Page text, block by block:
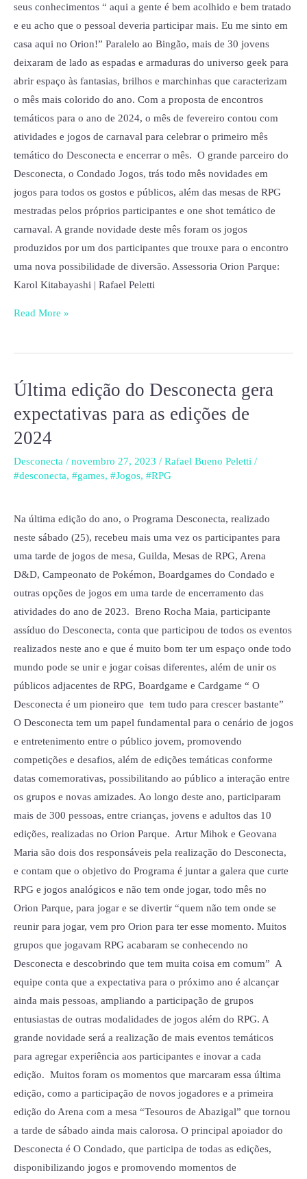
seus conhecimentos “ aqui a gente é bem acolhido e bem tratado
e eu acho que o pessoal deveria participar mais. Eu me sinto em
casa aqui no Orion!” Paralelo ao Bingão, mais de 30 jovens
deixaram de lado as espadas e armaduras do universo geek para
abrir espaço às fantasias, brilhos e marchinhas que caracterizam
o mês mais colorido do ano. Com a proposta de encontros
temáticos para o ano de 2024, o mês de fevereiro contou com
atividades e jogos de carnaval para celebrar o primeiro mês
temático do Desconecta e encerrar o mês. O grande parceiro do
Desconecta, o Condado Jogos, trás todo mês novidades em
jogos para todos os gostos e públicos, além das mesas de RPG
mestradas pelos próprios participantes e one shot temático de
carnaval. A grande novidade deste mês foram os jogos
produzidos por um dos participantes que trouxe para o encontro
uma nova possibilidade de diversão. Assessoria Orion Parque:
Karol Kitabayashi | Rafael Peletti
Read More »
Última edição do Desconecta gera
expectativas para as edições de
2024
Desconecta / novembro 27, 2023 / Rafael Bueno Peletti /
#desconecta, #games, #Jogos, #RPG
Na última edição do ano, o Programa Desconecta, realizado
neste sábado (25), recebeu mais uma vez os participantes para
uma tarde de jogos de mesa, Guilda, Mesas de RPG, Arena
D&D, Campeonato de Pokémon, Boardgames do Condado e
outras opções de jogos em uma tarde de encerramento das
atividades do ano de 2023. Breno Rocha Maia, participante
assíduo do Desconecta, conta que participou de todos os eventos
realizados neste ano e que é muito bom ter um espaço onde todo
mundo pode se unir e jogar coisas diferentes, além de unir os
públicos adjacentes de RPG, Boardgame e Cardgame “ O
Desconecta é um pioneiro que tem tudo para crescer bastante”
O Desconecta tem um papel fundamental para o cenário de jogos
e entretenimento entre o público jovem, promovendo
competições e desafios, além de edições temáticas conforme
datas comemorativas, possibilitando ao público a interação entre
os grupos e novas amizades. Ao longo deste ano, participaram
mais de 300 pessoas, entre crianças, jovens e adultos das 10
edições, realizadas no Orion Parque. Artur Mihok e Geovana
Maria são dois dos responsáveis pela realização do Desconecta,
e contam que o objetivo do Programa é juntar a galera que curte
RPG e jogos analógicos e não tem onde jogar, todo mês no
Orion Parque, para jogar e se divertir “quem não tem onde se
reunir para jogar, vem pro Orion para ter esse momento. Muitos
grupos que jogavam RPG acabaram se conhecendo no
Desconecta e descobrindo que tem muita coisa em comum” A
equipe conta que a expectativa para o próximo ano é alcançar
ainda mais pessoas, ampliando a participação de grupos
entusiastas de outras modalidades de jogos além do RPG. A
grande novidade será a realização de mais eventos temáticos
para agregar experiência aos participantes e inovar a cada
edição. Muitos foram os momentos que marcaram essa última
edição, como a participação de novos jogadores e a primeira
edição do Arena com a mesa “Tesouros de Abazigal” que tornou
a tarde de sábado ainda mais calorosa. O principal apoiador do
Desconecta é O Condado, que participa de todas as edições,
disponibilizando jogos e promovendo momentos de
Última
do
Desconecta
gera
expectativas
as
edições
de
2024